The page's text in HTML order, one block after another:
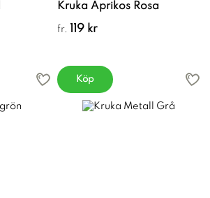
Kruka Aprikos Rosa
fr. 119 kr
Köp